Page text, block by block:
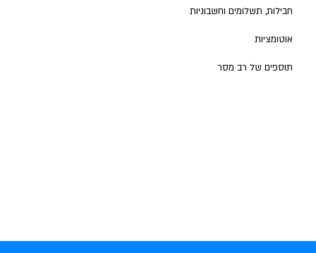
חבילות, תשלומים וחשבוניות
אוטומציות
תוספים של רב מסר